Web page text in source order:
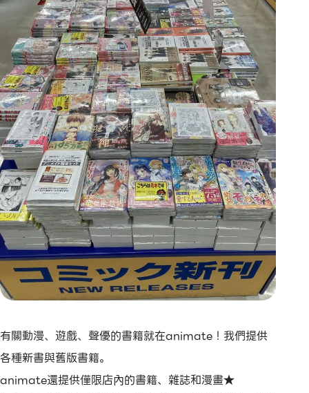
有關動漫、遊戲、聲優的書籍就在animate！我們提供
各種新書與舊版書籍。
animate還提供僅限店內的書籍、雜誌和漫畫★